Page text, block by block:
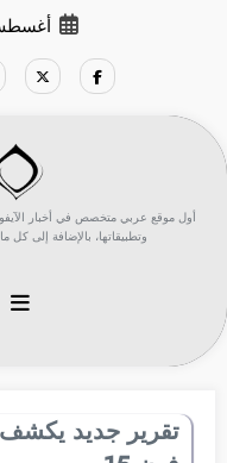
أغسطس
أول موقع عربي متخصص في أخبار
وتطبيقاتها، بالإضافة إلى كل
تقرير جديد